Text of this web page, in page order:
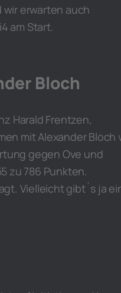
erwarten auch
am Start.
Bloch
Harald Frentzen,
mit Alexander Bloch
gegen Ove und
zu 786 Punkten.
Vielleicht gibt´s ja